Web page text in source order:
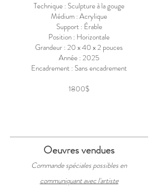
Technique : Sculpture à la gouge
Médium : Acrylique
Support : Érable
Position : Horizontale
Grandeur : 20 x 40 x 2 pouces
Année : 2025
Encadrement : Sans encadrement
1800$
Oeuvres vendues
Commande spéciales possibles en
communiquant avec l'artiste